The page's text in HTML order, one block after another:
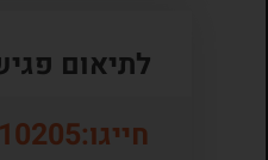
לתיאום
חייגו: